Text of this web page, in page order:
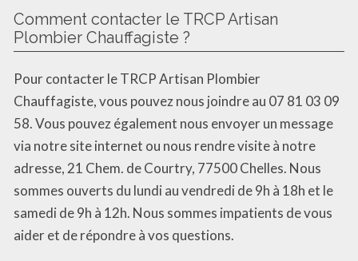
Comment contacter le TRCP Artisan
Plombier Chauffagiste ?
Pour contacter le TRCP Artisan Plombier
Chauffagiste, vous pouvez nous joindre au 07 81 03 09
58. Vous pouvez également nous envoyer un message
via notre site internet ou nous rendre visite à notre
adresse, 21 Chem. de Courtry, 77500 Chelles. Nous
sommes ouverts du lundi au vendredi de 9h à 18h et le
samedi de 9h à 12h. Nous sommes impatients de vous
aider et de répondre à vos questions.